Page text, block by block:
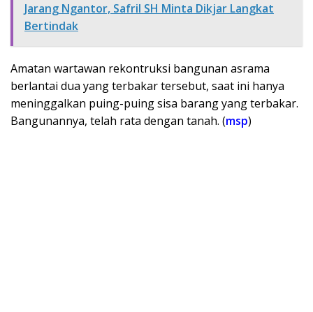
Jarang Ngantor, Safril SH Minta Dikjar Langkat
Bertindak
Amatan wartawan rekontruksi bangunan asrama
berlantai dua yang terbakar tersebut, saat ini hanya
meninggalkan puing-puing sisa barang yang terbakar.
Bangunannya, telah rata dengan tanah. (msp)